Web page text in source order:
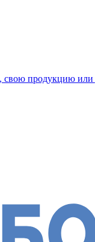
свою продукцию или